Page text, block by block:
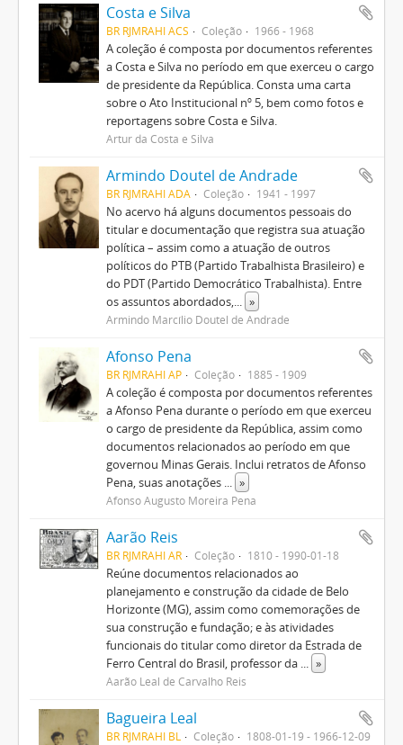
Costa e Silva
BR RJMRAHI ACS Coleção 1966 - 1968
A coleção é composta por documentos referentes
a Costa e Silva no período em que exerceu o cargo
de presidente da República. Consta uma carta
sobre o Ato Institucional nº 5, bem como fotos e
reportagens sobre Costa e Silva.
Artur da Costa e Silva
Armindo Doutel de Andrade
BR RJMRAHI ADA Coleção 1941 - 1997
No acervo há alguns documentos pessoais do
titular e documentação que registra sua atuação
política – assim como a atuação de outros
políticos do PTB (Partido Trabalhista Brasileiro) e
do PDT (Partido Democrático Trabalhista). Entre
os assuntos abordados,... »
Armindo Marcílio Doutel de Andrade
Afonso Pena
BR RJMRAHI AP Coleção 1885 - 1909
A coleção é composta por documentos referentes
a Afonso Pena durante o período em que exerceu
o cargo de presidente da República, assim como
documentos relacionados ao período em que
governou Minas Gerais. Inclui retratos de Afonso
Pena, suas anotações ... »
Afonso Augusto Moreira Pena
Aarão Reis
BR RJMRAHI AR Coleção 1810 - 1990-01-18
Reúne documentos relacionados ao
planejamento e construção da cidade de Belo
Horizonte (MG), assim como comemorações de
sua construção e fundação; e às atividades
funcionais do titular como diretor da Estrada de
Ferro Central do Brasil, professor da ... »
Aarão Leal de Carvalho Reis
Bagueira Leal
BR RJMRAHI BL Coleção 1808-01-19 - 1966-12-09